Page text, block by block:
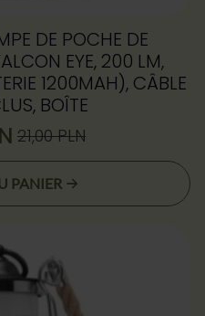
DE POCHE DE
EYE, 200 LM,
1200MAH), CÂBLE
BOÎTE
21,00PLN
Le
prix
initial
21,00 zł.
Le
prix
actuel
16,99 zł.
PANIER